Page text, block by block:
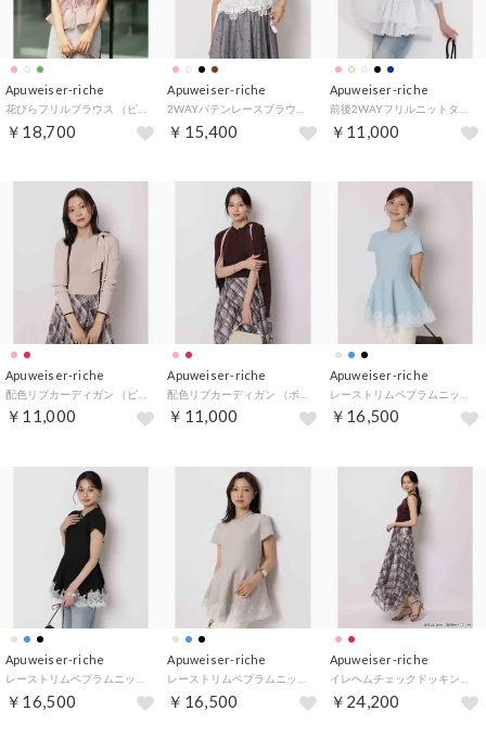
Apuweiser-riche
￥18,700
Apuweiser-riche
￥15,400
Apuweiser-riche
￥11,000
Apuweiser-riche
￥11,000
Apuweiser-riche
￥11,000
Apuweiser-riche
￥16,500
Apuweiser-riche
￥16,500
Apuweiser-riche
￥16,500
Apuweiser-riche
￥24,200